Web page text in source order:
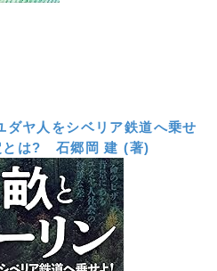
ダヤ人をシベリア鉄道へ乗せ
は?
石郷岡 建 (著)